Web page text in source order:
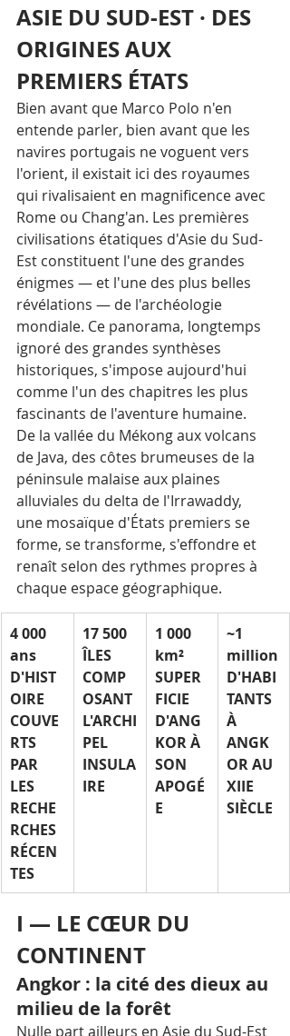
ASIE DU SUD-EST · DES
ORIGINES AUX
PREMIERS ÉTATS
Bien avant que Marco Polo n'en
entende parler, bien avant que les
navires portugais ne voguent vers
l'orient, il existait ici des royaumes
qui rivalisaient en magnificence avec
Rome ou Chang'an. Les premières
civilisations étatiques d'Asie du Sud-
Est constituent l'une des grandes
énigmes — et l'une des plus belles
révélations — de l'archéologie
mondiale. Ce panorama, longtemps
ignoré des grandes synthèses
historiques, s'impose aujourd'hui
comme l'un des chapitres les plus
fascinants de l'aventure humaine.
De la vallée du Mékong aux volcans
de Java, des côtes brumeuses de la
péninsule malaise aux plaines
alluviales du delta de l'Irrawaddy,
une mosaïque d'États premiers se
forme, se transforme, s'effondre et
renaît selon des rythmes propres à
chaque espace géographique.
4 000
ans
D'HIST
OIRE
COUVE
RTS
PAR
LES
RECHE
RCHES
RÉCEN
TES
17 500
ÎLES
COMP
OSANT
L'ARCHI
PEL
INSULA
IRE
1 000
km²
SUPER
FICIE
D'ANG
KOR À
SON
APOGÉ
E
~1
million
D'HABI
TANTS
À
ANGK
OR AU
XIIE
SIÈCLE
I — LE CŒUR DU
CONTINENT
Angkor : la cité des dieux au
milieu de la forêt
Nulle part ailleurs en Asie du Sud-Est